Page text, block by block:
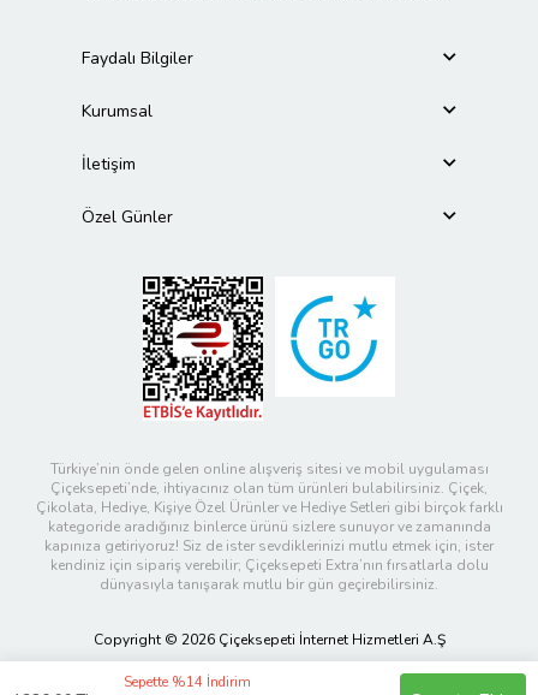
Sepette %14 İndirim
Faydalı Bilgiler
Kurumsal
İletişim
Özel Günler
Türkiye’nin önde gelen online alışveriş sitesi ve mobil uygulaması
Çiçeksepeti’nde, ihtiyacınız olan tüm ürünleri bulabilirsiniz. Çiçek,
Çikolata, Hediye, Kişiye Özel Ürünler ve Hediye Setleri gibi birçok farklı
kategoride aradığınız binlerce ürünü sizlere sunuyor ve zamanında
kapınıza getiriyoruz! Siz de ister sevdiklerinizi mutlu etmek için, ister
kendiniz için sipariş verebilir; Çiçeksepeti Extra’nın fırsatlarla dolu
dünyasıyla tanışarak mutlu bir gün geçirebilirsiniz.
Copyright © 2026 Çiçeksepeti İnternet Hizmetleri A.Ş